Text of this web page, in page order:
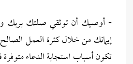
- أوصيك أن توثقي صلتك بربك
إيمانك من خلال كثرة العمل
تكون أسباب استجابة الدعاء